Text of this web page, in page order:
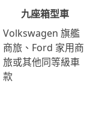
九座箱型車
Volkswagen 旗艦
商旅、Ford 家用商
旅或其他同等級車
款